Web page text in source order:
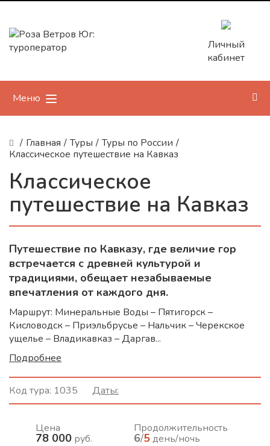
Личный
кабинет
Меню
/ Главная / Туры / Туры по России /
Классическое путешествие на Кавказ
Классическое
путешествие на Кавказ
Путешествие по Кавказу, где величие гор
встречается с древней культурой и
традициями, обещает незабываемые
впечатления от каждого дня.
Маршрут: Минеральные Воды – Пятигорск –
Кисловодск – Приэльбрусье – Нальчик – Черекское
ущелье – Владикавказ – Даргав...
Подробнее
Код тура: 1035 Даты:
Цена
78 000 руб.
Продолжительность
6/5день/ночь